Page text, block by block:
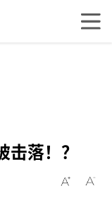
落！？